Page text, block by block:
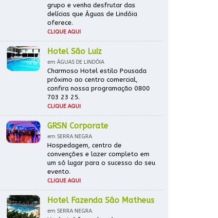
grupo e venha desfrutar das
delícias que Águas de Lindóia
oferece.
CLIQUE AQUI
Hotel São Luiz
em ÁGUAS DE LINDÓIA
Charmoso Hotel estilo Pousada
próximo ao centro comercial,
confira nossa programação 0800
703 23 25.
CLIQUE AQUI
GRSN Corporate
em SERRA NEGRA
Hospedagem, centro de
convenções e lazer completo em
um só lugar para o sucesso do seu
evento.
CLIQUE AQUI
Hotel Fazenda São Matheus
em SERRA NEGRA